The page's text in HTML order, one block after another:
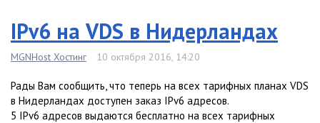
IPv6 на VDS в Нидерландах
MGNHost Хостинг 10 октября 2016, 14:20
Рады Вам сообщить, что теперь на всех тарифных планах VDS
в Нидерландах доступен заказ IPv6 адресов.
5 IPv6 адресов выдаются бесплатно на всех тарифных